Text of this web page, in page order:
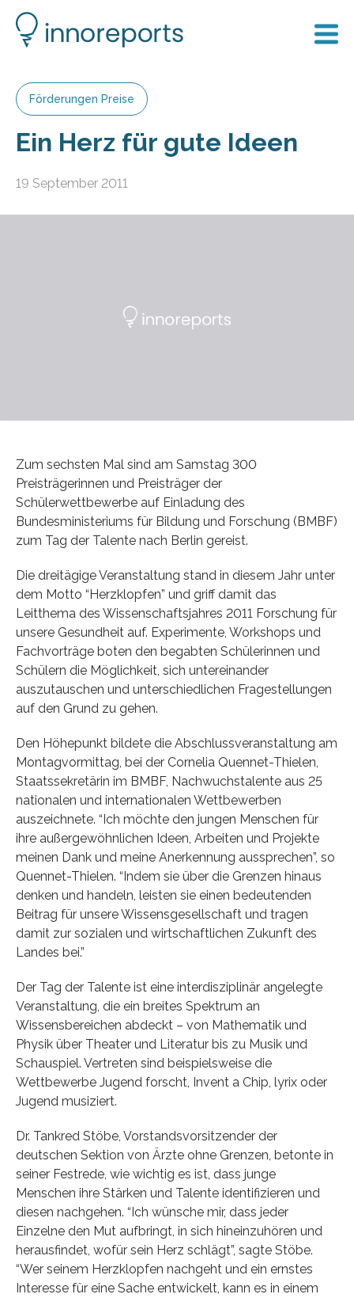
Förderungen Preise
Ein Herz für gute Ideen
19 September 2011
Zum sechsten Mal sind am Samstag 300
Preisträgerinnen und Preisträger der
Schülerwettbewerbe auf Einladung des
Bundesministeriums für Bildung und Forschung (BMBF)
zum Tag der Talente nach Berlin gereist.
Die dreitägige Veranstaltung stand in diesem Jahr unter
dem Motto “Herzklopfen” und griff damit das
Leitthema des Wissenschaftsjahres 2011 Forschung für
unsere Gesundheit auf. Experimente, Workshops und
Fachvorträge boten den begabten Schülerinnen und
Schülern die Möglichkeit, sich untereinander
auszutauschen und unterschiedlichen Fragestellungen
auf den Grund zu gehen.
Den Höhepunkt bildete die Abschlussveranstaltung am
Montagvormittag, bei der Cornelia Quennet-Thielen,
Staatssekretärin im BMBF, Nachwuchstalente aus 25
nationalen und internationalen Wettbewerben
auszeichnete. “Ich möchte den jungen Menschen für
ihre außergewöhnlichen Ideen, Arbeiten und Projekte
meinen Dank und meine Anerkennung aussprechen”, so
Quennet-Thielen. “Indem sie über die Grenzen hinaus
denken und handeln, leisten sie einen bedeutenden
Beitrag für unsere Wissensgesellschaft und tragen
damit zur sozialen und wirtschaftlichen Zukunft des
Landes bei.”
Der Tag der Talente ist eine interdisziplinär angelegte
Veranstaltung, die ein breites Spektrum an
Wissensbereichen abdeckt – von Mathematik und
Physik über Theater und Literatur bis zu Musik und
Schauspiel. Vertreten sind beispielsweise die
Wettbewerbe Jugend forscht, Invent a Chip, lyrix oder
Jugend musiziert.
Dr. Tankred Stöbe, Vorstandsvorsitzender der
deutschen Sektion von Ärzte ohne Grenzen, betonte in
seiner Festrede, wie wichtig es ist, dass junge
Menschen ihre Stärken und Talente identifizieren und
diesen nachgehen. “Ich wünsche mir, dass jeder
Einzelne den Mut aufbringt, in sich hineinzuhören und
herausfindet, wofür sein Herz schlägt”, sagte Stöbe.
“Wer seinem Herzklopfen nachgeht und ein ernstes
Interesse für eine Sache entwickelt, kann es in einem